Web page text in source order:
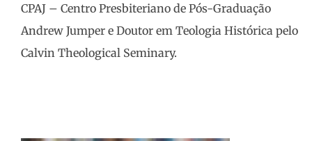
CPAJ – Centro Presbiteriano de Pós-Graduação
Andrew Jumper e Doutor em Teologia Histórica pelo
Calvin Theological Seminary.